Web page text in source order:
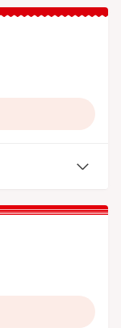
nu, stänger
öppen nu, stänger